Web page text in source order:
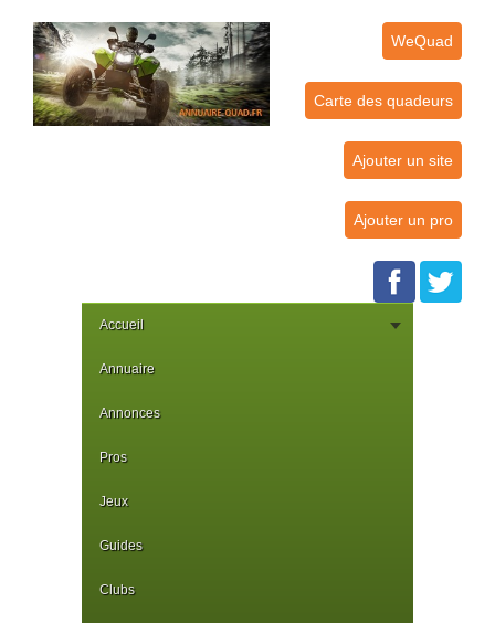
WeQuad
Carte des quadeurs
Ajouter un site
Ajouter un pro
Accueil
Annuaire
Annonces
Pros
Jeux
Guides
Clubs